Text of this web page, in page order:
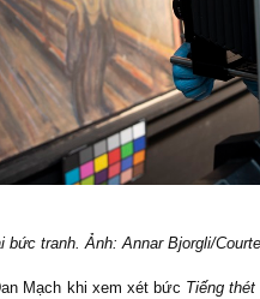
bức tranh. Ảnh: Annar Bjorgli/
Mạch khi xem xét bức Tiếng thét